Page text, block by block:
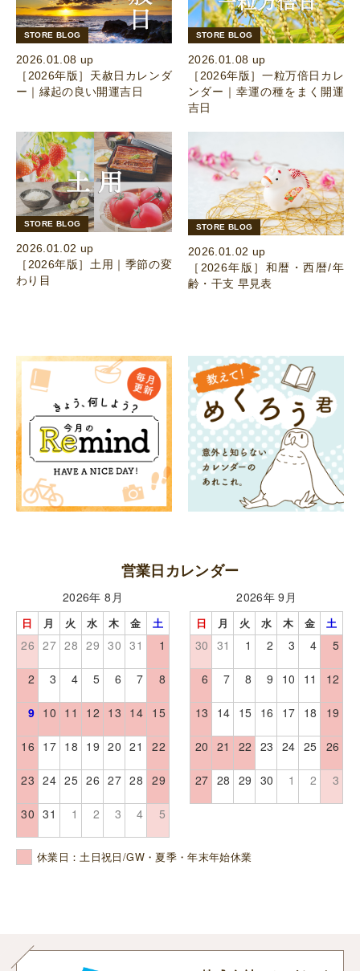
STORE BLOG
2026.01.08 up
［2026年版］天赦日カレンダ
ー｜縁起の良い開運吉日
STORE BLOG
2026.01.08 up
［2026年版］一粒万倍日カレ
ンダー｜幸運の種をまく開運
吉日
STORE BLOG
2026.01.02 up
［2026年版］土用｜季節の変
わり目
STORE BLOG
2026.01.02 up
［2026年版］和暦・西暦/年
齢・干支 早見表
営業日カレンダー
2026年 8月
日 月 火 水 木 金 土
26 27 28 29 30 31 1
2 3 4 5 6 7 8
9 10 11 12 13 14 15
16 17 18 19 20 21 22
23 24 25 26 27 28 29
30 31 1 2 3 4 5
2026年 9月
日 月 火 水 木 金 土
30 31 1 2 3 4 5
6 7 8 9 10 11 12
13 14 15 16 17 18 19
20 21 22 23 24 25 26
27 28 29 30 1 2 3
休業日：土日祝日/GW・夏季・年末年始休業